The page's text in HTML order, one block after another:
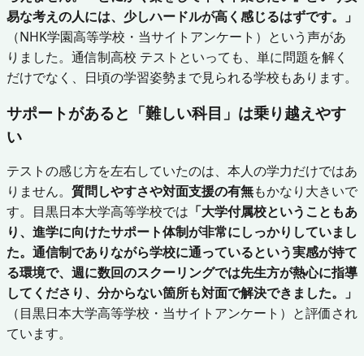
易な考えの人には、少しハードルが高く感じるはずです。」
（NHK学園高等学校・当サイトアンケート）という声があ
りました。通信制高校 テストといっても、単に問題を解く
だけでなく、日頃の学習姿勢まで見られる学校もあります。
サポートがあると「難しい科目」は乗り越えやす
い
テストの感じ方を左右していたのは、本人の学力だけではあ
りません。 質問しやすさや対面支援の有無もかなり大きいで
す。目黒日本大学高等学校では 「大学付属校ということもあ
り、進学に向けたサポート体制が非常にしっかりしていまし
た。通信制でありながら学校に通っているという実感が持て
る環境で、週に数回のスクーリングでは先生方が熱心に指導
してくださり、分からない箇所も対面で解決できました。」
（目黒日本大学高等学校・当サイトアンケート）と評価され
ています。